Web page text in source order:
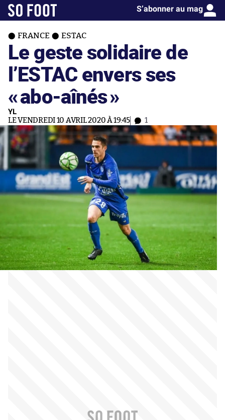
S’abonner au mag
FRANCE ESTAC
Le geste solidaire de
l’ESTAC envers ses
«abo-aînés»
YL
LE VENDREDI 10 AVRIL 2020 À 19:45 1